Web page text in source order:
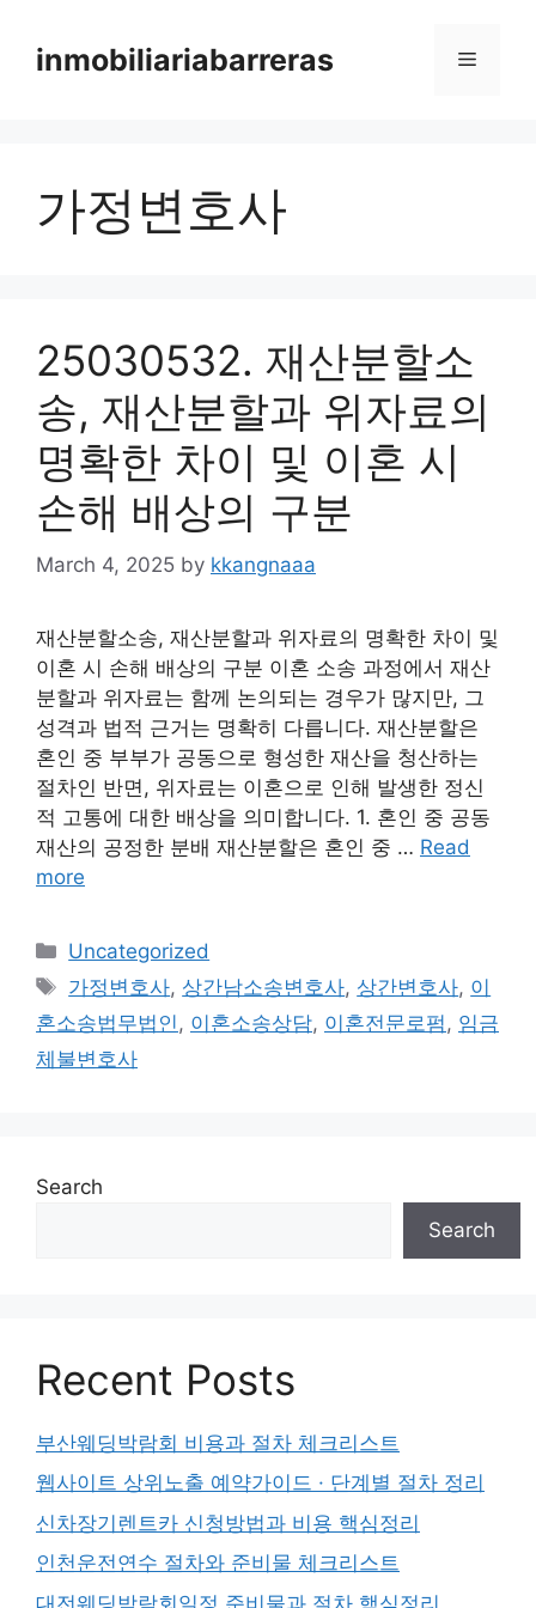
contentinmobiliariabarreras Menu
가정변호사
25030532. 재산분할소
송, 재산분할과 위자료의
명확한 차이 및 이혼 시
손해 배상의 구분
March 4, 2025 by kkangnaaa
재산분할소송, 재산분할과 위자료의 명확한 차이 및
이혼 시 손해 배상의 구분 이혼 소송 과정에서 재산
분할과 위자료는 함께 논의되는 경우가 많지만, 그
성격과 법적 근거는 명확히 다릅니다. 재산분할은
혼인 중 부부가 공동으로 형성한 재산을 청산하는
절차인 반면, 위자료는 이혼으로 인해 발생한 정신
적 고통에 대한 배상을 의미합니다. 1. 혼인 중 공동
재산의 공정한 분배 재산분할은 혼인 중 … Read
more
Categories
Uncategorized
Tags
가정변호사, 상간남소송변호사, 상간변호사, 이
혼소송법무법인 , 이혼소송상담, 이혼전문로펌 , 임금
체불변호사
Search
Search
Recent Posts
부산웨딩박람회 비용과 절차 체크리스트
웹사이트 상위노출 예약가이드 · 단계별 절차 정리
신차장기렌트카 신청방법과 비용 핵심정리
인천운전연수 절차와 준비물 체크리스트
대전웨딩박람회일정 준비물과 절차 핵심정리